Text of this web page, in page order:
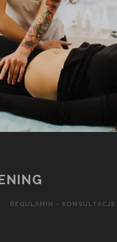
REGULAMIN – KONSULTACJE